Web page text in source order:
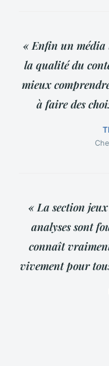
« Enfin un média
la qualité du
mieux
à faire des
« La section
analyses sont
connaît
vivement pour